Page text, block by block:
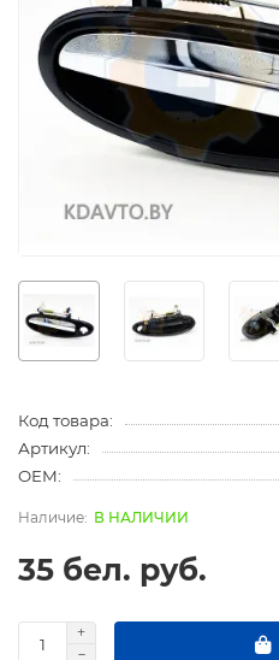
Код товара:
Артикул:
OEM:
В НАЛИЧИИ
35 бел. руб.